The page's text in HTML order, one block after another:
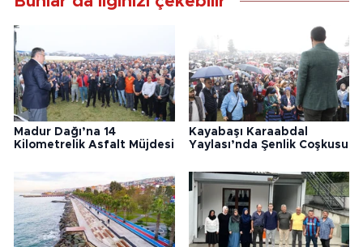
Madur Dağı’na 14
Kilometrelik Asfalt Müjdesi
Kayabaşı Karaabdal
Yaylası’nda Şenlik Coşkusu